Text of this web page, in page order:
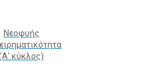
Νεοφυής
κύκλος)